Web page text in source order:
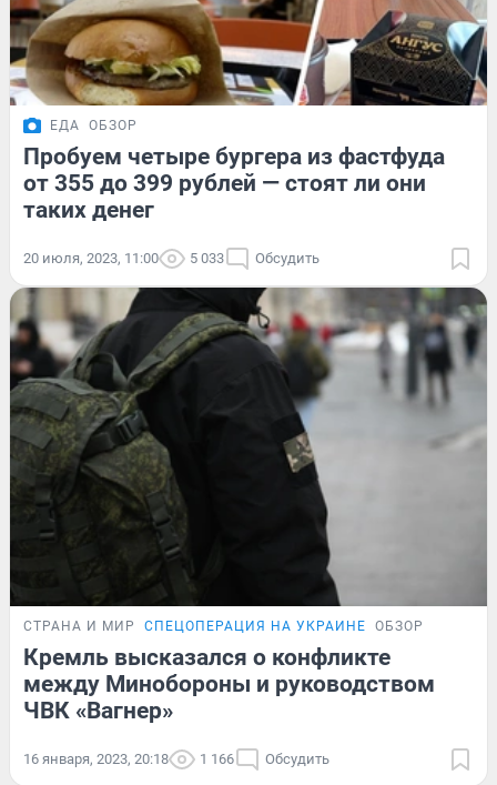
ЕДА ОБЗОР
Пробуем четыре бургера из фастфуда
от 355 до 399 рублей — стоят ли они
таких денег
20 июля, 2023, 11:00 5 033 Обсудить
СТРАНА И МИР СПЕЦОПЕРАЦИЯ НА УКРАИНЕ ОБЗОР
Кремль высказался о конфликте
между Минобороны и руководством
ЧВК «Вагнер»
16 января, 2023, 20:18 1 166 Обсудить